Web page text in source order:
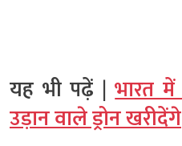
यह भी पढ़ें |भारत
उड़ान वाले ड्रोन खरीदेंगे